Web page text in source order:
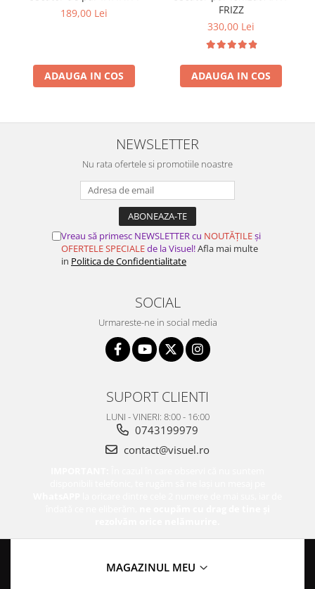
189,00 Lei
ADAUGA IN COS
FRIZZ
330,00 Lei
ADAUGA IN COS
NEWSLETTER
Nu rata ofertele si promotiile noastre
Vreau să primesc NEWSLETTER cu NOUTĂȚILEși
OFERTELE SPECIALEde la Visuel!Afla mai multe
in Politica de Confidentialitate
SOCIAL
Urmareste-ne in social media
SUPORT CLIENTI
LUNI - VINERI: 8:00 - 16:00
0743199979
contact@visuel.ro
MAGAZINUL MEU